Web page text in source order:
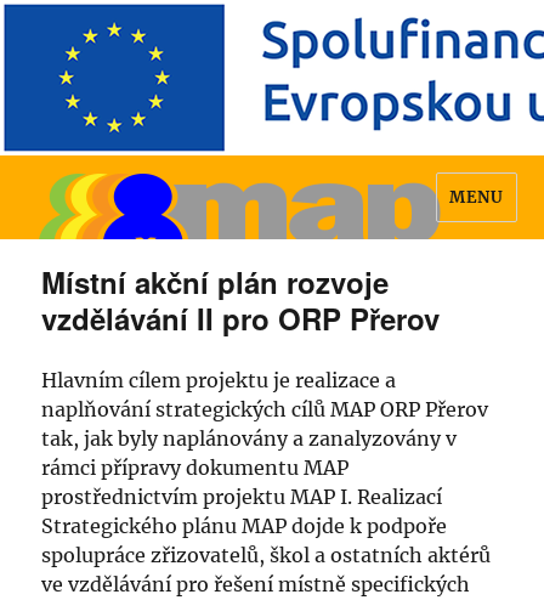
MENU
Místní akční plán rozvoje
vzdělávání II pro ORP Přerov
Hlavním cílem projektu je realizace a
naplňování strategických cílů MAP ORP Přerov
tak, jak byly naplánovány a zanalyzovány v
rámci přípravy dokumentu MAP
prostřednictvím projektu MAP I. Realizací
Strategického plánu MAP dojde k podpoře
spolupráce zřizovatelů, škol a ostatních aktérů
ve vzdělávání pro řešení místně specifických